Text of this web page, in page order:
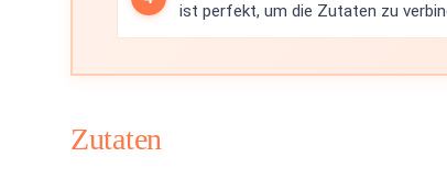
ist perfekt, um die Zutaten zu
Zutaten